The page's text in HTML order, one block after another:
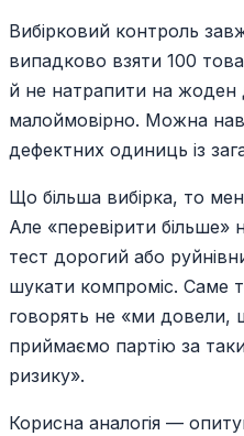
Вибірковий контроль
випадково взяти 100
й не натрапити на жоден
малоймовірно. Можна
дефектних одиниць із
Що більша вибірка, то
Але «перевірити
тест дорогий або
шукати компроміс. Саме
говорять не «ми довели,
приймаємо партію за
ризику».
Корисна аналогія —